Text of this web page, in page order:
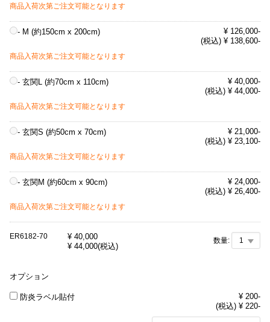
商品入荷次第ご注文可能となります
- M (約150cm x 200cm)
¥ 126,000-
(税込) ¥ 138,600-
商品入荷次第ご注文可能となります
- 玄関L (約70cm x 110cm)
¥ 40,000-
(税込) ¥ 44,000-
商品入荷次第ご注文可能となります
- 玄関S (約50cm x 70cm)
¥ 21,000-
(税込) ¥ 23,100-
商品入荷次第ご注文可能となります
- 玄関M (約60cm x 90cm)
¥ 24,000-
(税込) ¥ 26,400-
商品入荷次第ご注文可能となります
ER6182-70 ¥ 40,000
¥ 44,000(税込)
数量:
オプション
防炎ラベル貼付
¥ 200-
(税込) ¥ 220-